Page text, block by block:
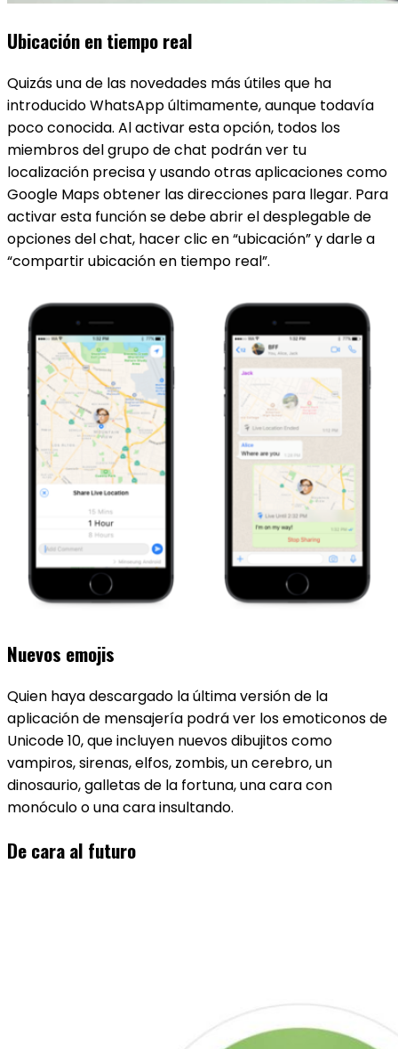
Ubicación en tiempo real
Quizás una de las novedades más útiles que ha
introducido WhatsApp últimamente, aunque todavía
poco conocida. Al activar esta opción, todos los
miembros del grupo de chat podrán ver tu
localización precisa y usando otras aplicaciones como
Google Maps obtener las direcciones para llegar. Para
activar esta función se debe abrir el desplegable de
opciones del chat, hacer clic en “ubicación” y darle a
“compartir ubicación en tiempo real”.
Nuevos emojis
Quien haya descargado la última versión de la
aplicación de mensajería podrá ver los emoticonos de
Unicode 10, que incluyen nuevos dibujitos como
vampiros, sirenas, elfos, zombis, un cerebro, un
dinosaurio, galletas de la fortuna, una cara con
monóculo o una cara insultando.
De cara al futuro